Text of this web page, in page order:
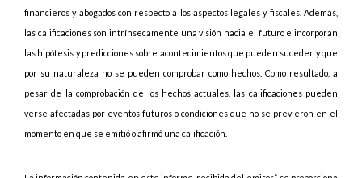
financieros y abogados con respecto a los aspectos legales y fiscales. Además,
las calificaciones son intrínsecamente una visión hacia el futuro e incorporan
las hipótesis y predicciones sobre acontecimientos que pueden suceder y que
por su naturaleza no se pueden comprobar como hechos. Como resultado, a
pesar de la comprobación de los hechos actuales, las calificaciones pueden
verse afectadas por eventos futuros o condiciones que no se previeron en el
momento en que se emitió o afirmó una calificación.